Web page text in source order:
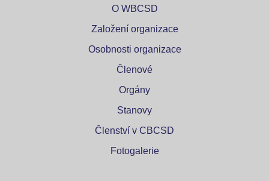
O WBCSD
Založení organizace
Osobnosti organizace
Členové
Orgány
Stanovy
Členství v CBCSD
Fotogalerie